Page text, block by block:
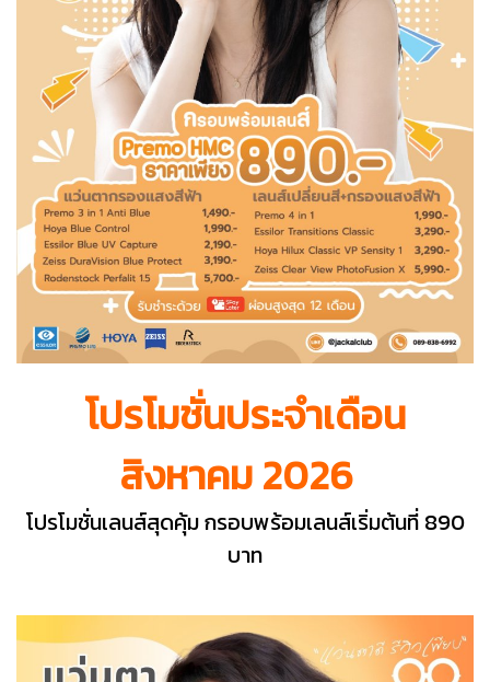
โปรโมชั่นประจำเดือน
สิงหาคม 2026
โปรโมชั่นเลนส์สุดคุ้ม กรอบพร้อมเลนส์เริ่มต้นที่ 890
บาท